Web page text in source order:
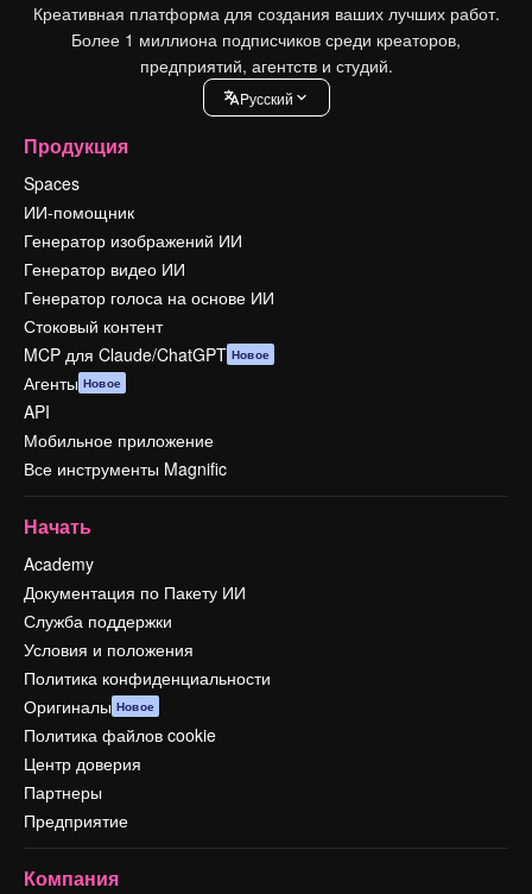
Креативная платформа для создания ваших лучших работ.
Более 1 миллиона подписчиков среди креаторов,
предприятий, агентств и студий.
Pусский
Продукция
Spaces
ИИ-помощник
Генератор изображений ИИ
Генератор видео ИИ
Генератор голоса на основе ИИ
Стоковый контент
MCP для Claude/ChatGPT Новое
Агенты Новое
API
Мобильное приложение
Все инструменты Magnific
Начать
Academy
Документация по Пакету ИИ
Служба поддержки
Условия и положения
Политика конфиденциальности
Оригиналы Новое
Политика файлов cookie
Центр доверия
Партнеры
Предприятие
Компания